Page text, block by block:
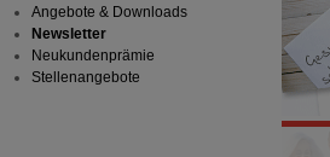
Angebote & Downloads
Newsletter
Neukundenprämie
Stellenangebote